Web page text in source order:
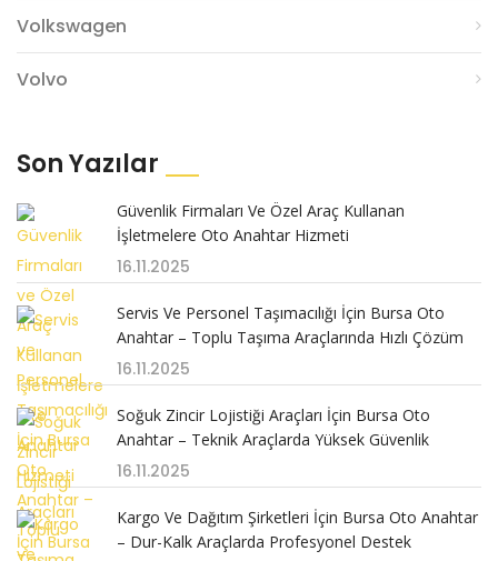
Volkswagen
Volvo
Son Yazılar
Güvenlik Firmaları Ve Özel Araç Kullanan
İşletmelere Oto Anahtar Hizmeti
16.11.2025
Servis Ve Personel Taşımacılığı İçin Bursa Oto
Anahtar – Toplu Taşıma Araçlarında Hızlı Çözüm
16.11.2025
Soğuk Zincir Lojistiği Araçları İçin Bursa Oto
Anahtar – Teknik Araçlarda Yüksek Güvenlik
16.11.2025
Kargo Ve Dağıtım Şirketleri İçin Bursa Oto Anahtar
– Dur-Kalk Araçlarda Profesyonel Destek